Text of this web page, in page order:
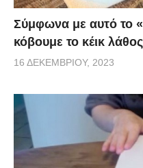
Σύμφωνα με αυτό το
κόβουμε το κέικ
16 ΔΕΚΕΜΒΡΊΟΥ, 2023